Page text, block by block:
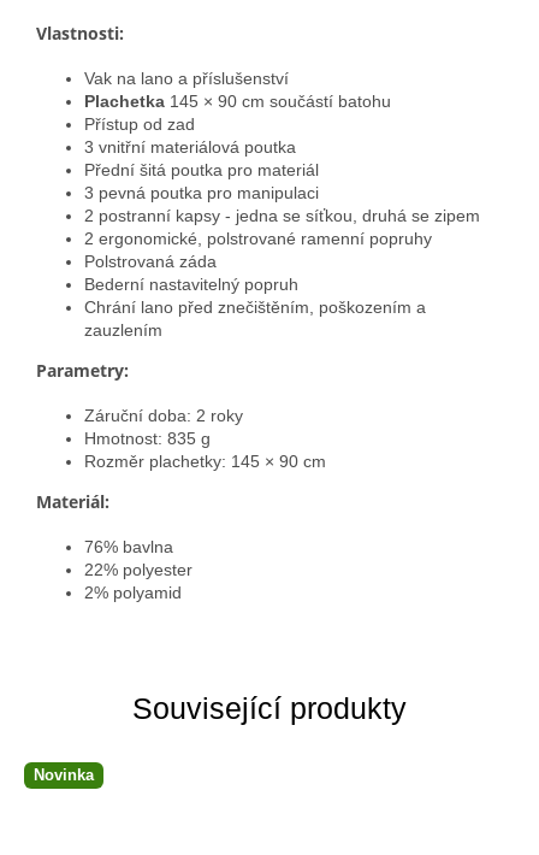
Související produkty
Novinka
Vlastnosti:
Vak na lano a příslušenství
Plachetka 145 × 90 cm součástí batohu
Přístup od zad
3 vnitřní materiálová poutka
Přední šitá poutka pro materiál
3 pevná poutka pro manipulaci
2 postranní kapsy - jedna se síťkou, druhá se zipem
2 ergonomické, polstrované ramenní popruhy
Polstrovaná záda
Bederní nastavitelný popruh
Chrání lano před znečištěním, poškozením a
zauzlením
Parametry:
Záruční doba: 2 roky
Hmotnost: 835 g
Rozměr plachetky: 145 × 90 cm
Materiál:
76% bavlna
22% polyester
2% polyamid